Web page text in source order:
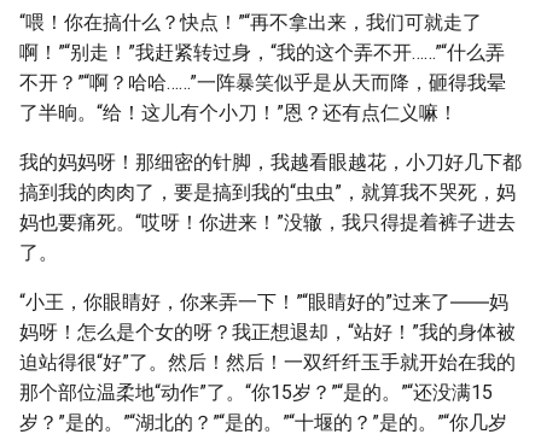
“喂！你在搞什么？快点！”“再不拿出来，我们可就走了
啊！”“别走！”我赶紧转过身，“我的这个弄不开……”“什么弄
不开？”“啊？哈哈……”一阵暴笑似乎是从天而降，砸得我晕
了半晌。“给！这儿有个小刀！”恩？还有点仁义嘛！
我的妈妈呀！那细密的针脚，我越看眼越花，小刀好几下都
搞到我的肉肉了，要是搞到我的“虫虫”，就算我不哭死，妈
妈也要痛死。“哎呀！你进来！”没辙，我只得提着裤子进去
了。
“小王，你眼睛好，你来弄一下！”“眼睛好的”过来了――妈
妈呀！怎么是个女的呀？我正想退却，“站好！”我的身体被
迫站得很“好”了。然后！然后！一双纤纤玉手就开始在我的
那个部位温柔地“动作”了。“你15岁？”“是的。”“还没满15
岁？”是的。”“湖北的？”“是的。”“十堰的？”是的。”“你几岁